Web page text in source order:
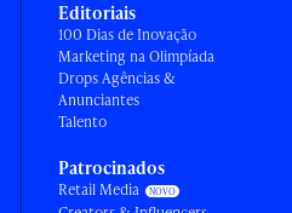
Editoriais
100 Dias de Inovação
Marketing na Olimpíada
Drops Agências &
Anunciantes
Talento
Patrocinados
Retail Media